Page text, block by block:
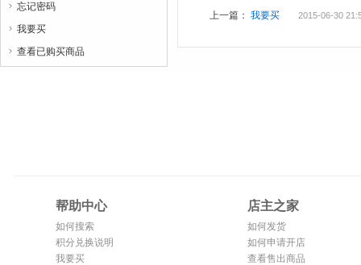
 忘记密码
 我要买
 查看已购买商品
上一篇： 我要买 2015-06-30
帮助中心
如何搜索
积分兑换说明
我要买
店主之家
如何发货
如何申请开店
查看售出商品